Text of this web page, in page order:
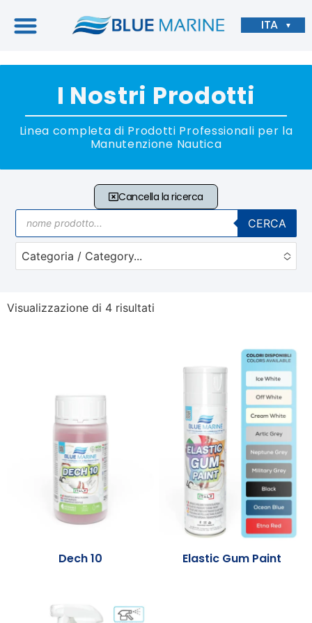
ITA ▼
I Nostri Prodotti
Linea completa di Prodotti Professionali per la
Manutenzione Nautica
Cancella la ricerca
CERCA
Categoria / Category...
Visualizzazione di 4 risultati
Dech 10 Elastic Gum Paint